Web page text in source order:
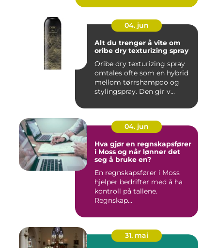
04. jun
Alt du trenger å vite om
oribe dry texturizing spray
Oribe dry texturizing spray
omtales ofte som en hybrid
mellom tørrshampoo og
stylingspray. Den gir v...
04. jun
Hva gjør en regnskapsfører
i Moss og når lønner det
seg å bruke en?
En regnskapsfører i Moss
hjelper bedrifter med å ha
kontroll på tallene.
Regnskap...
31. mai